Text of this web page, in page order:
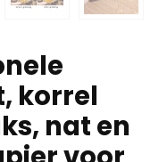
korrel
nat en